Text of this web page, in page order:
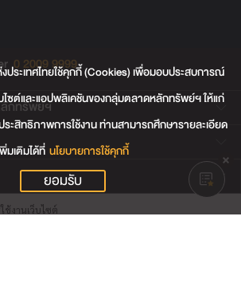
0 2009 9999
ลักทรัพย์ฯ
ช้งานเว็บไซต์
ระเทศไทยใช้คุกกี้ (Cookies) เพื่อมอบประสบการณ์
ไซต์และแอปพลิเคชันของกลุ่มตลาดหลักทรัพย์ฯ ให้แก่
ะสิทธิภาพการใช้งาน ท่านสามารถศึกษารายละเอียด
มเติมได้ที่ นโยบายการใช้คุกกี้
ยอมรับ